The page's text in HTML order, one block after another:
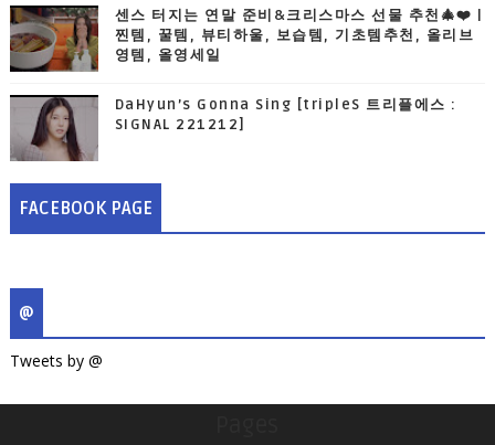
센스 터지는 연말 준비&크리스마스 선물 추천🎄❤️ |
찐템, 꿀템, 뷰티하울, 보습템, 기초템추천, 올리브
영템, 올영세일
DaHyun’s Gonna Sing [tripleS 트리플에스 :
SIGNAL 221212]
FACEBOOK PAGE
@
Tweets by @